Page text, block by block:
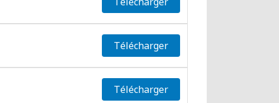
Télécharger
Télécharger